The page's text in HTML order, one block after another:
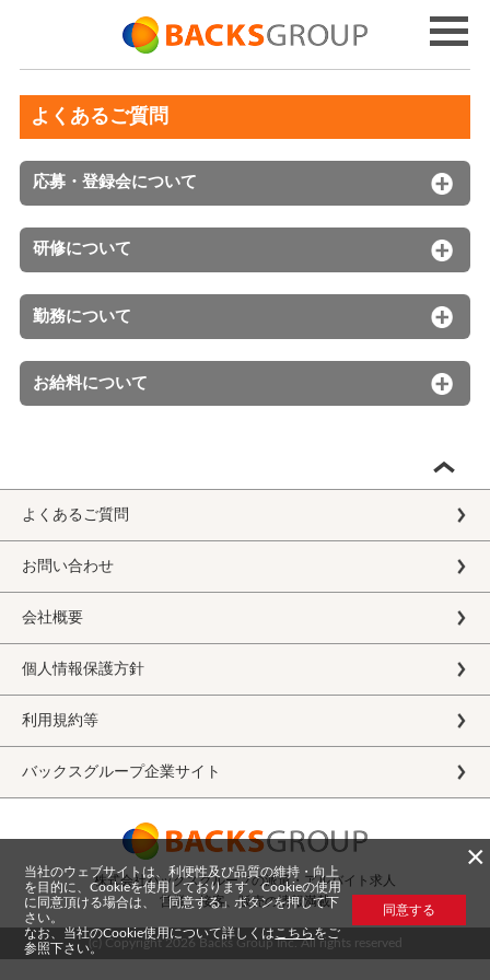
よくあるご質問
応募・登録会について
研修について
勤務について
お給料について
よくあるご質問
お問い合わせ
会社概要
個人情報保護方針
利用規約等
バックスグループ企業サイト
株式会社バックスグループの派遣・アルバイト求人
営業、接客、販売の情報満載
(c) Copyright2026 Backs Group Inc. All rights reserved
×
当社のウェブサイトは、利便性及び品質の維持・向上
を目的に、Cookieを使用しております。Cookieの使用
に同意頂ける場合は、「同意する」ボタンを押して下
さい。
なお、当社のCookie使用について詳しくは こちら をご
参照下さい。
同意する